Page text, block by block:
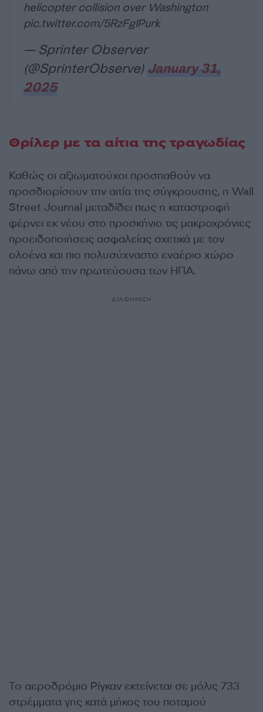
helicopter collision over Washington
pic.twitter.com/5RzFgIPurk
— Sprinter Observer
(@SprinterObserve) January 31,
2025
Θρίλερ με τα αίτια της τραγωδίας
Καθώς οι αξιωματούχοι προσπαθούν να
προσδιορίσουν την αιτία της σύγκρουσης, η Wall
Street Journal μεταδίδει πως η καταστροφή
φέρνει εκ νέου στο προσκήνιο τις μακροχρόνιες
προειδοποιήσεις ασφαλείας σχετικά με τον
ολοένα και πιο πολυσύχναστο εναέριο χώρο
πάνω από την πρωτεύουσα των ΗΠΑ.
ΔΙΑΦΗΜΙΣΗ
Το αεροδρόμιο Ρίγκαν εκτείνεται σε μόλις 733
στρέμματα γης κατά μήκος του ποταμού